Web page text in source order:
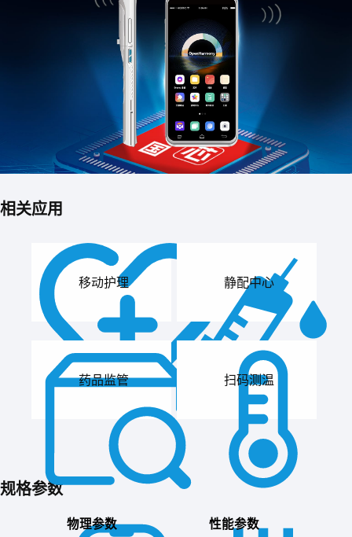
相关应用
移动护理 静配中心
药品监管 扫码测温
规格参数
物理参数 性能参数